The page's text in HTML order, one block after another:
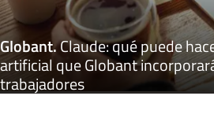
Globant.Claude: qué puede
artificial que Globant
trabajadores